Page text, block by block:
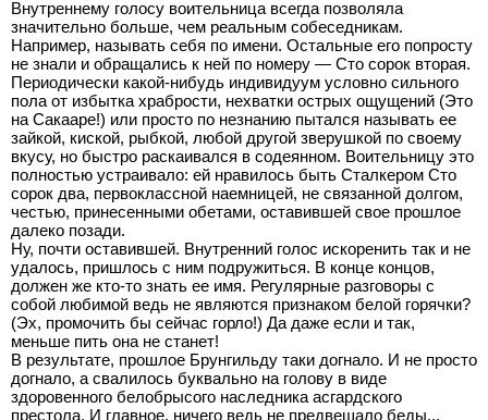
Внутреннему голосу воительница всегда позволяла
значительно больше, чем реальным собеседникам.
Например, называть себя по имени. Остальные его попросту
не знали и обращались к ней по номеру — Сто сорок вторая.
Периодически какой-нибудь индивидуум условно сильного
пола от избытка храбрости, нехватки острых ощущений (Это
на Сакааре!) или просто по незнанию пытался называть ее
зайкой, киской, рыбкой, любой другой зверушкой по своему
вкусу, но быстро раскаивался в содеянном. Воительницу это
полностью устраивало: ей нравилось быть Сталкером Сто
сорок два, первоклассной наемницей, не связанной долгом,
честью, принесенными обетами, оставившей свое прошлое
далеко позади.
Ну, почти оставившей. Внутренний голос искоренить так и не
удалось, пришлось с ним подружиться. В конце концов,
должен же кто-то знать ее имя. Регулярные разговоры с
собой любимой ведь не являются признаком белой горячки?
(Эх, промочить бы сейчас горло!) Да даже если и так,
меньше пить она не станет!
В результате, прошлое Брунгильду таки догнало. И не просто
догнало, а свалилось буквально на голову в виде
здоровенного белобрысого наследника асгардского
престола. И главное, ничего ведь не предвещало беды...